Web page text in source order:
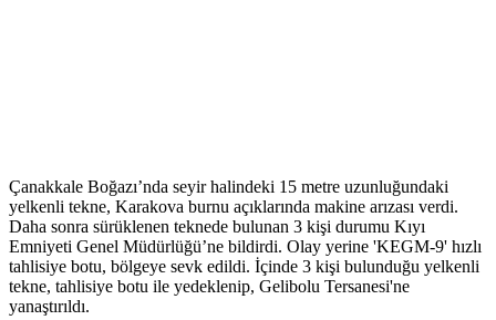
Çanakkale Boğazı’nda seyir halindeki 15 metre uzunluğundaki
yelkenli tekne, Karakova burnu açıklarında makine arızası verdi.
Daha sonra sürüklenen teknede bulunan 3 kişi durumu Kıyı
Emniyeti Genel Müdürlüğü’ne bildirdi. Olay yerine 'KEGM-9' hızlı
tahlisiye botu, bölgeye sevk edildi. İçinde 3 kişi bulunduğu yelkenli
tekne, tahlisiye botu ile yedeklenip, Gelibolu Tersanesi'ne
yanaştırıldı.